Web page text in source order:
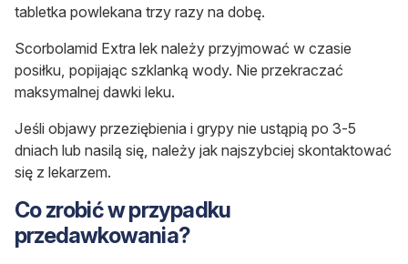
tabletka powlekana trzy razy na dobę.
Scorbolamid Extra lek należy przyjmować w czasie
posiłku, popijając szklanką wody. Nie przekraczać
maksymalnej dawki leku.
Jeśli objawy przeziębienia i grypy nie ustąpią po 3-5
dniach lub nasilą się, należy jak najszybciej skontaktować
się z lekarzem.
Co zrobić w przypadku
przedawkowania?